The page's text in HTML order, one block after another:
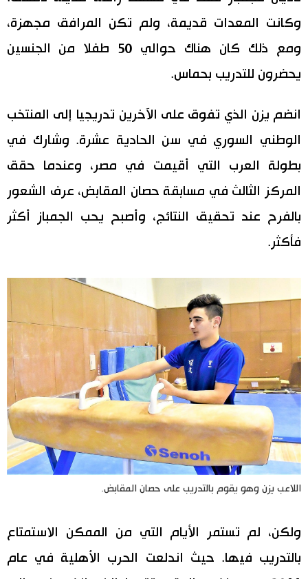
وكانت المعدات قديمة، ولم تكن المرافق مجهزة،
ومع ذلك كان هناك حوالي 50 طفلا من الجنسين
يحضرون للتدريب بحماس.
انضم يزن الذي تفوق على الآخرين تدريجيا إلى المنتخب
الوطني السوري في سن الحادية عشرة. وشارك في
بطولة العرب التي أقيمت في مصر، وعندما حقق
المركز الثالث في مسابقة حصان المقابض، عرف الشعور
بالفرح عند تحقيق النتائج، وأصبح يحب الجمباز أكثر
فأكثر.
اللاعب يزن وهو يقوم بالتدريب على حصان المقابض.
ولكن، لم تستمر الأيام التي من الممكن الاستمتاع
بالتدريب فيها. حيث اندلعت الحرب الأهلية في عام